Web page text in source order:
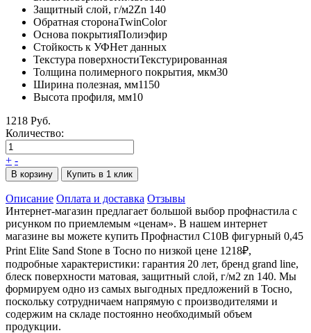
Защитный слой, г/м2Zn 140
Обратная сторонаTwinColor
Основа покрытияПолиэфир
Стойкость к УФНет данных
Текстура поверхностиТекстурированная
Толщина полимерного покрытия, мкм30
Ширина полезная, мм1150
Высота профиля, мм10
1218 Руб.
Количество:
+ -
В корзину Купить в 1 клик
Описание Оплата и доставка Отзывы
Интернет-магазин предлагает большой выбор профнастила с
рисунком по приемлемым «ценам». В нашем интернет
магазине вы можете купить Профнастил С10B фигурный 0,45
Print Elite Sand Stone в Тосно по низкой цене 1218₽,
подробные характеристики: гарантия 20 лет, бренд grand line,
блеск поверхности матовая, защитный слой, г/м2 zn 140. Мы
формируем одно из самых выгодных предложений в Тосно,
поскольку сотрудничаем напрямую с производителями и
содержим на складе постоянно необходимый объем
продукции.